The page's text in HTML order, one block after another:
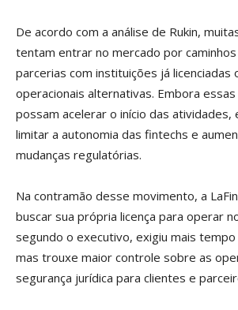
De acordo com a análise de Rukin,
tentam entrar no mercado por
parcerias com instituições já licenciadas
operacionais alternativas. Embora
possam acelerar o início das atividades,
limitar a autonomia das fintechs e
mudanças regulatórias.
Na contramão desse movimento, a
buscar sua própria licença para operar
segundo o executivo, exigiu mais
mas trouxe maior controle sobre as
segurança jurídica para clientes e